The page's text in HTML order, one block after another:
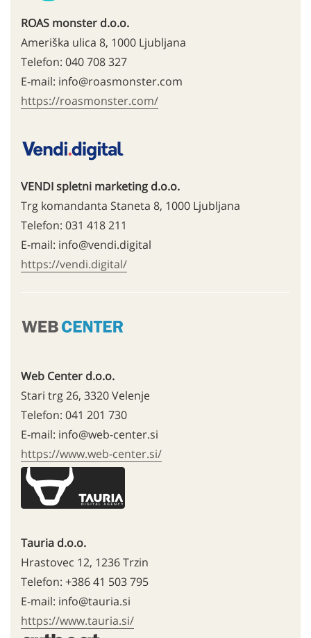
ROAS monster d.o.o.
Ameriška ulica 8, 1000 Ljubljana
Telefon: 040 708 327
E-mail: info@roasmonster.com
https://roasmonster.com/
VENDI spletni marketing d.o.o.
Trg komandanta Staneta 8, 1000 Ljubljana
Telefon: 031 418 211
E-mail: info@vendi.digital
https://vendi.digital/
Web Center d.o.o.
Stari trg 26, 3320 Velenje
Telefon: 041 201 730
E-mail: info@web-center.si
https://www.web-center.si/
Tauria d.o.o.
Hrastovec 12, 1236 Trzin
Telefon: +386 41 503 795
E-mail: info@tauria.si
https://www.tauria.si/